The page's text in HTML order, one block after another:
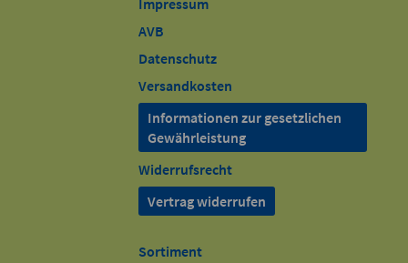
Impressum
AVB
Datenschutz
Versandkosten
Informationen zur gesetzlichen
Gewährleistung
Widerrufsrecht
Vertrag widerrufen
Sortiment